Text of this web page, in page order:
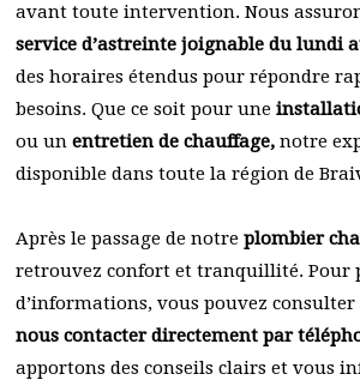
avant toute intervention. Nous
service d’astreinte joignable du lundi
des horaires étendus pour répondre
besoins. Que ce soit pour une
ou un entretien de chauffage, notre
disponible dans toute la région de
Après le passage de notre plombier
retrouvez confort et tranquillité. Pour
d’informations, vous pouvez consulter
nous contacter directement par
apportons des conseils clairs et vous